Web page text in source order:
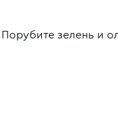
Порубите зелень и